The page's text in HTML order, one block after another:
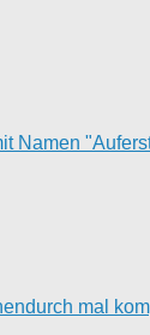
Namen
mal